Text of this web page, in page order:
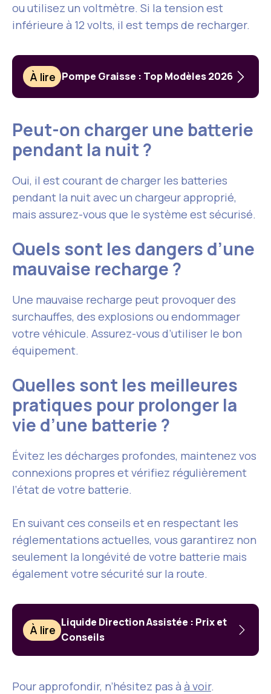
ou utilisez un voltmètre. Si la tension est
inférieure à 12 volts, il est temps de recharger.
À lire Pompe Graisse : Top Modèles 2026
Peut-on charger une batterie
pendant la nuit ?
Oui, il est courant de charger les batteries
pendant la nuit avec un chargeur approprié,
mais assurez-vous que le système est sécurisé.
Quels sont les dangers d’une
mauvaise recharge ?
Une mauvaise recharge peut provoquer des
surchauffes, des explosions ou endommager
votre véhicule. Assurez-vous d’utiliser le bon
équipement.
Quelles sont les meilleures
pratiques pour prolonger la
vie d’une batterie ?
Évitez les décharges profondes, maintenez vos
connexions propres et vérifiez régulièrement
l’état de votre batterie.
En suivant ces conseils et en respectant les
réglementations actuelles, vous garantirez non
seulement la longévité de votre batterie mais
également votre sécurité sur la route.
À lire
Liquide Direction Assistée : Prix et
Conseils
Pour approfondir, n’hésitez pas à à voir.